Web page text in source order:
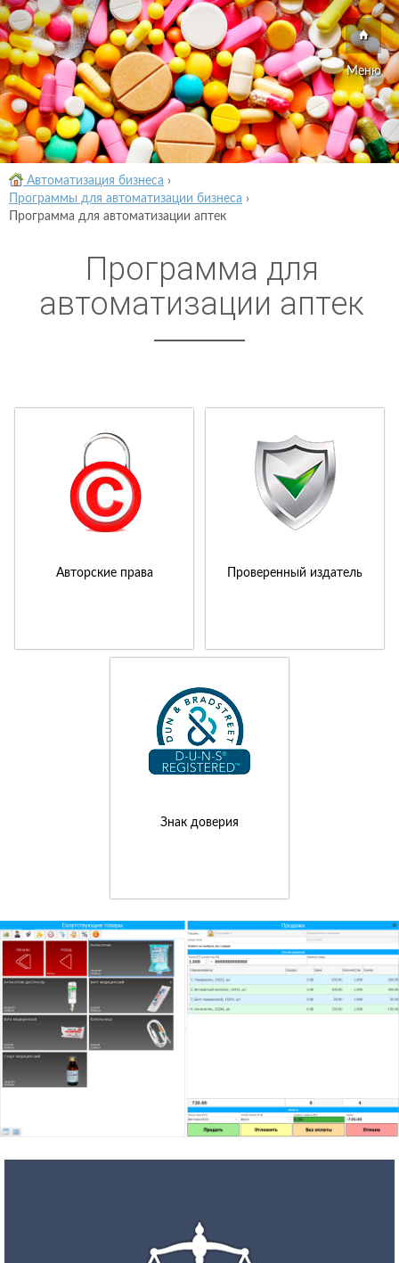
Меню
Автоматизация бизнеса ›
Программы для автоматизации бизнеса ›
Программа для автоматизации аптек
Программа для
автоматизации аптек
Авторские права Проверенный издатель
Знак доверия